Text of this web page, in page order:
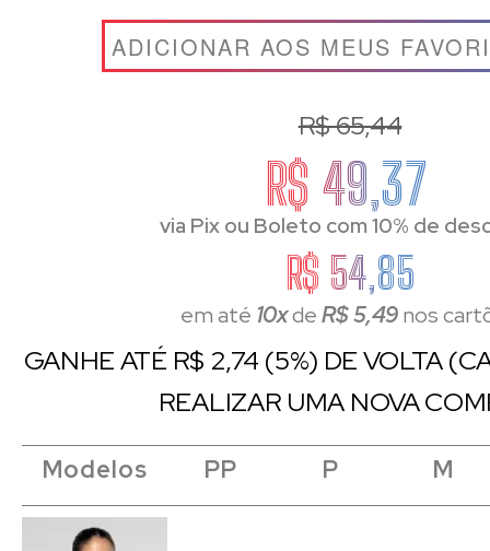
ADICIONAR AOS MEUS
R$ 65,44
R$ 49,37
via Pix ou Boleto com 10% de
R$ 54,85
em até 10xdeR$ 5,49nos
GANHE ATÉ R$ 2,74 (5%) DE VOLTA
REALIZAR UMA NOVA
Modelos PP P M
Modelos
Modelos
Modelos PP P M